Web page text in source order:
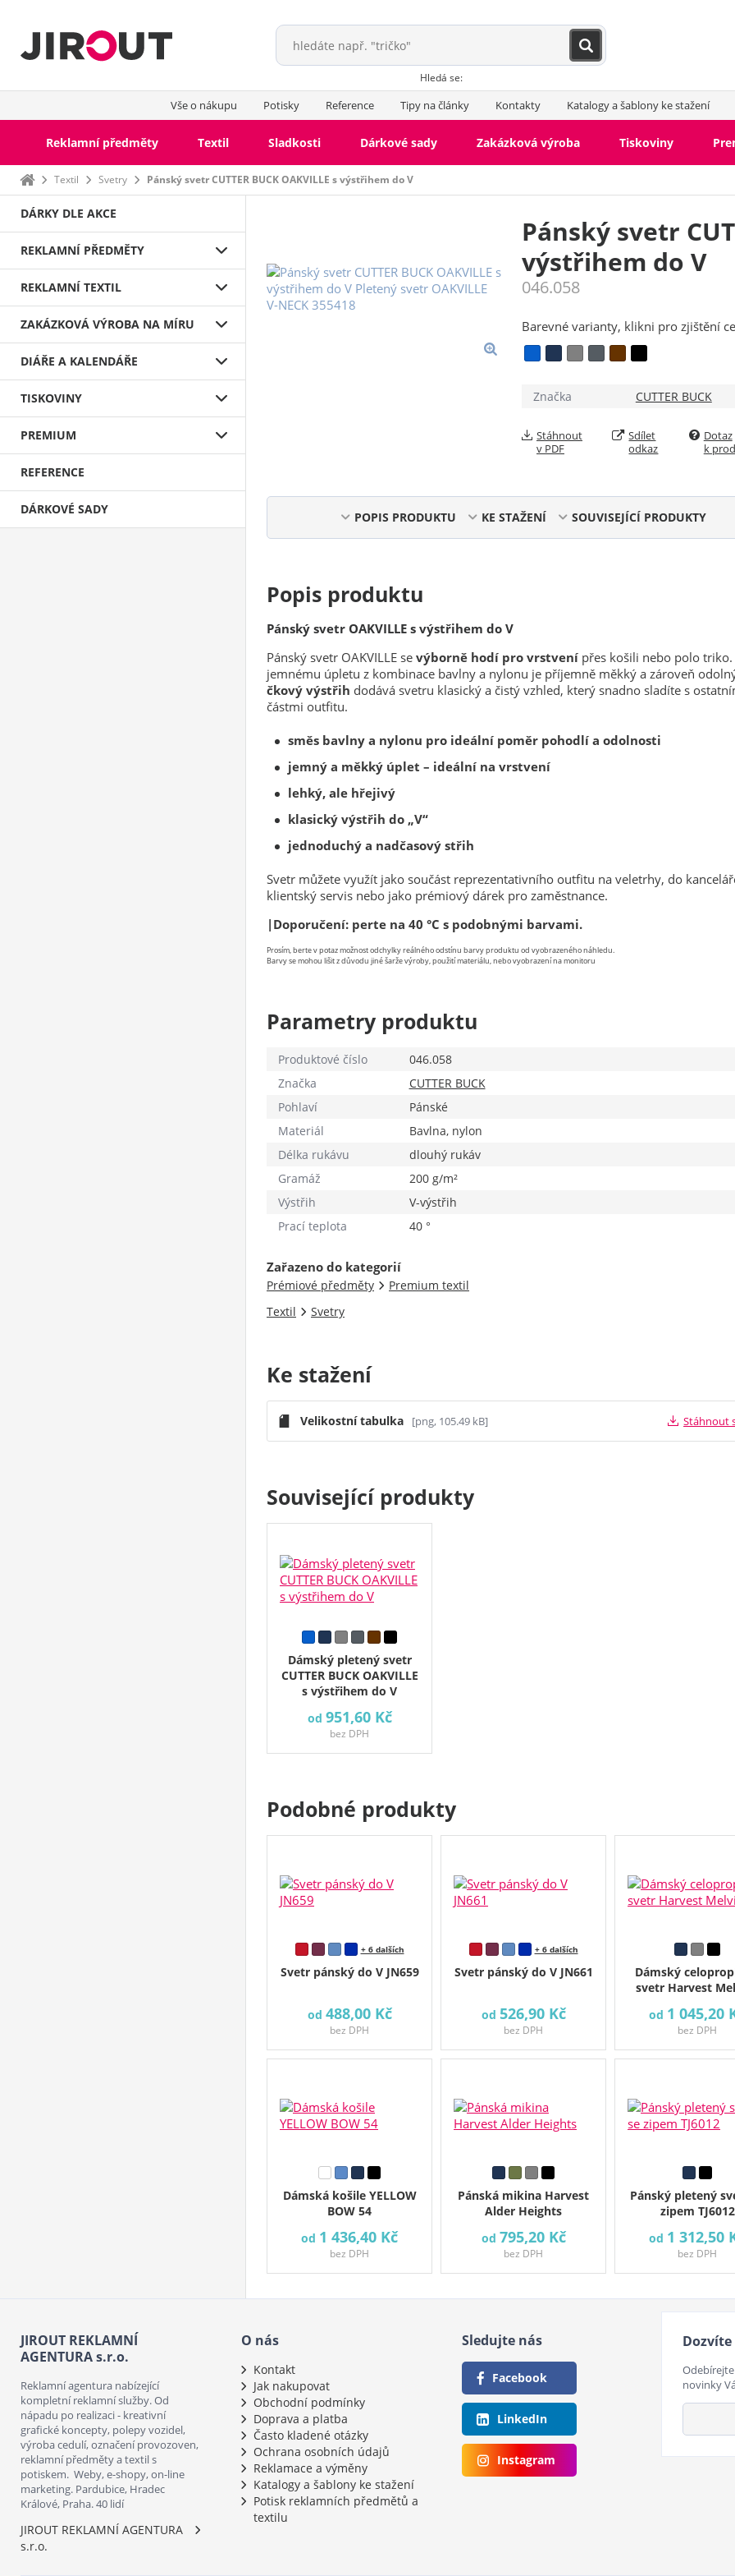
Hledá se:
Vše o nákupu Potisky Reference Tipy na články Kontakty Katalogy a šablony ke stažení
Reklamní předměty Textil Sladkosti Dárkové sady Zakázková výroba Tiskoviny
Domů Textil Svetry Pánský svetr CUTTER BUCK OAKVILLE s výstřihem do V
DÁRKY DLE AKCE
REKLAMNÍ PŘEDMĚTY
REKLAMNÍ TEXTIL
ZAKÁZKOVÁ VÝROBA NA MÍRU
DIÁŘE A KALENDÁŘE
TISKOVINY
PREMIUM
REFERENCE
DÁRKOVÉ SADY
Pánský svetr
výstřihem do V
046.058
Barevné varianty, klikni pro zjištění
Značka CUTTER BUCK
Stáhnout
v PDF
Sdílet
odkaz
Dotaz
k
POPIS PRODUKTU KE STAŽENÍ SOUVISEJÍCÍ PRODUKTY
Popis produktu
Pánský svetr OAKVILLE s výstřihem do V
Pánský svetr OAKVILLE se výborně hodí pro vrstvení přes košili nebo polo
jemnému úpletu z kombinace bavlny a nylonu je příjemně měkký a zároveň
čkový výstřih dodává svetru klasický a čistý vzhled, který snadno sladíte s
částmi outfitu.
směs bavlny a nylonu pro ideální poměr pohodlí a odolnosti
jemný a měkký úplet – ideální na vrstvení
lehký, ale hřejivý
klasický výstřih do „V“
jednoduchý a nadčasový střih
Svetr můžete využít jako součást reprezentativního outfitu na veletrhy, do
klientský servis nebo jako prémiový dárek pro zaměstnance.
|Doporučení: perte na 40 °C s podobnými barvami.
Prosím, berte v potaz možnost odchylky reálného odstínu barvy produktu od vyobrazeného náhledu.
Barvy se mohou lišit z důvodu jiné šarže výroby, použití materiálu, nebo vyobrazení na monitoru
Parametry produktu
Produktové číslo
046.058
Značka
CUTTER BUCK
Pohlaví
Pánské
Materiál
Bavlna, nylon
Délka rukávu
dlouhý rukáv
Gramáž
200 g/m²
Výstřih
V-výstřih
Prací teplota
40 °
Zařazeno do kategorií
Prémiové předměty
Premium textil
Textil
Svetry
Ke stažení
Velikostní tabulka [png, 105.49 kB] Stáhnout
Související produkty
Dámský pletený svetr
CUTTER BUCK OAKVILLE
s výstřihem do V
od 951,60 Kč
bez DPH
Podobné produkty
Svetr pánský do V JN659
+ 6 dalších
od 488,00 Kč
bez DPH
Svetr pánský do V JN661
+ 6 dalších
od 526,90 Kč
bez DPH
Dámský
svetr Harvest
od 1 045,20
bez DPH
Dámská košile YELLOW
BOW 54
od 1 436,40 Kč
bez DPH
Pánská mikina Harvest
Alder Heights
od 795,20 Kč
bez DPH
Pánský pletený
zipem TJ6012
od 1 312,50
bez DPH
JIROUT REKLAMNÍ
AGENTURA s.r.o.
Reklamní agentura nabízející
kompletní reklamní služby. Od
nápadu po realizaci - kreativní
grafické koncepty, polepy vozidel,
výroba cedulí, označení provozoven,
reklamní předměty a textil s
potiskem. Weby, e-shopy, on-line
marketing. Pardubice, Hradec
Králové, Praha. 40 lidí
JIROUT REKLAMNÍ AGENTURA
s.r.o.
O nás
Kontakt
Jak nakupovat
Obchodní podmínky
Doprava a platba
Často kladené otázky
Ochrana osobních údajů
Reklamace a výměny
Katalogy a šablony ke stažení
Potisk reklamních předmětů a
textilu
Sledujte nás
Facebook
LinkedIn
Instagram
novinky